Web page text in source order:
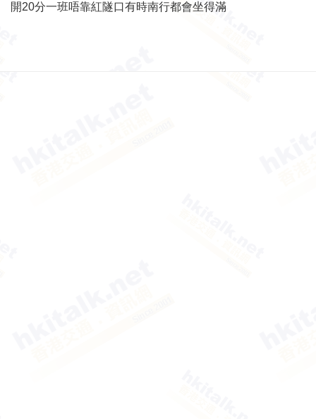
開20分一班唔靠紅隧口有時南行都會坐得滿